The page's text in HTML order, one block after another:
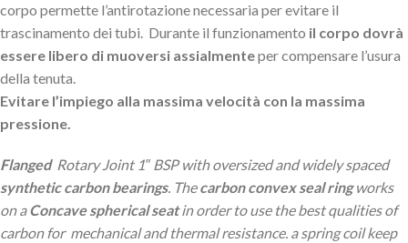
corpo permette l’antirotazione necessaria per evitare il
trascinamento dei tubi. Durante il funzionamento il corpo dovrà
essere libero di muoversi assialmenteper compensare l’usura
della tenuta.
Evitare l’impiego alla massima velocità con la massima
pressione.
FlangedRotary Joint 1″ BSP with oversized and widely spaced
synthetic carbon bearings. Thecarbon convex seal ringworks
on aConcave spherical seatin order to use the best qualities of
carbon for mechanical and thermal resistance. a spring coil keep